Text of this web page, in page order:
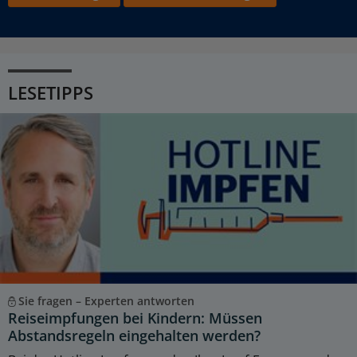
LESETIPPS
Sie fragen – Experten antworten
Reiseimpfungen bei Kindern: Müssen
Abstandsregeln eingehalten werden?